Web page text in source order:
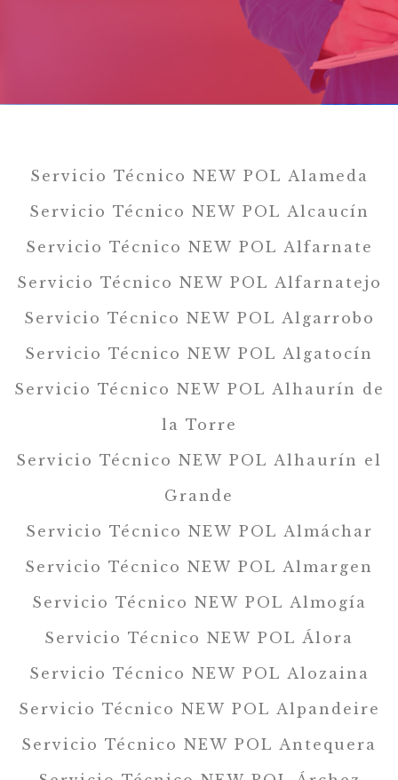
Servicio Técnico NEW POL Alameda
Servicio Técnico NEW POL Alcaucín
Servicio Técnico NEW POL Alfarnate
Servicio Técnico NEW POL Alfarnatejo
Servicio Técnico NEW POL Algarrobo
Servicio Técnico NEW POL Algatocín
Servicio Técnico NEW POL Alhaurín de
la Torre
Servicio Técnico NEW POL Alhaurín el
Grande
Servicio Técnico NEW POL Almáchar
Servicio Técnico NEW POL Almargen
Servicio Técnico NEW POL Almogía
Servicio Técnico NEW POL Álora
Servicio Técnico NEW POL Alozaina
Servicio Técnico NEW POL Alpandeire
Servicio Técnico NEW POL Antequera